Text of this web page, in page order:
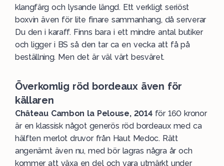
klangfärg och lysande längd. Ett verkligt seriöst
boxvin även för lite finare sammanhang, då serverar
Du den i karaff. Finns bara i ett mindre antal butiker
och ligger i BS så den tar ca en vecka att få på
beställning. Men det är väl värt besväret.
Överkomlig röd bordeaux även för
källaren
Château Cambon la Pelouse, 2014för 160 kronor
är en klassisk något generös röd bordeaux med ca
hälften merlot druvor från Haut Medoc. Rätt
angenämt även nu, med bör lagras några år och
kommer att växa en del och vara utmärkt under